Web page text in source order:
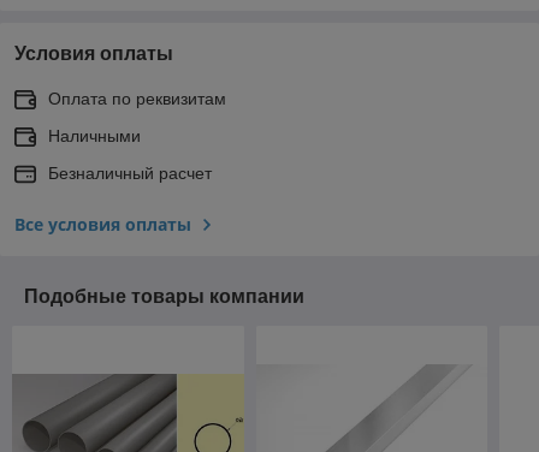
Условия оплаты
Оплата по реквизитам
Наличными
Безналичный расчет
Все условия оплаты
Подобные товары компании